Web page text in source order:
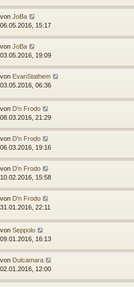
von JoBa
06.05.2016, 15:17
von JoBa
03.05.2016, 19:09
von EvanStathem
03.05.2016, 06:36
von D'n Frodo
08.03.2016, 21:29
von D'n Frodo
06.03.2016, 19:16
von D'n Frodo
10.02.2016, 15:58
von D'n Frodo
31.01.2016, 22:11
von Seppolo
09.01.2016, 16:13
von Dulcamara
02.01.2016, 12:00